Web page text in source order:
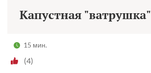
Капустная "ватрушка"
15 мин.
(4)